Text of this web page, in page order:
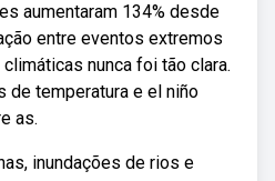
aumentaram 134% desde
entre eventos extremos
nunca foi tão clara.
de temperatura e el niño
as.
inundações de rios e